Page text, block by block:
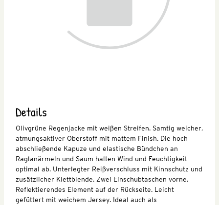
Details
Olivgrüne Regenjacke mit weißen Streifen. Samtig weicher,
atmungsaktiver Oberstoff mit mattem Finish. Die hoch
abschließende Kapuze und elastische Bündchen an
Raglanärmeln und Saum halten Wind und Feuchtigkeit
optimal ab. Unterlegter Reißverschluss mit Kinnschutz und
zusätzlicher Klettblende. Zwei Einschubtaschen vorne.
Reflektierendes Element auf der Rückseite. Leicht
gefüttert mit weichem Jersey. Ideal auch als